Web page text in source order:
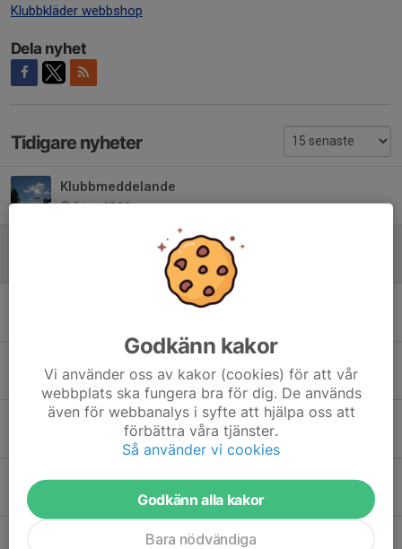
Klubbkläder webbshop
Dela nyhet
Tidigare nyheter
Klubbmeddelande
5 jun, 17:39
Klubbtröjorna är tillbaka!
Ny bokningskalender Skogssäter mm
1 apr, 12:57
God Jul och Gott Nytt År!
24 dec 2025
Dagskytteläger 21 februari.
Årsmöte 16 februari 2026
Godkänn kakor
Vi använder oss av kakor (cookies) för att vår
webbplats ska fungera bra för dig. De används
även för webbanalys i syfte att hjälpa oss att
förbättra våra tjänster.
Så använder vi cookies
Godkänn alla kakor
Bara nödvändiga